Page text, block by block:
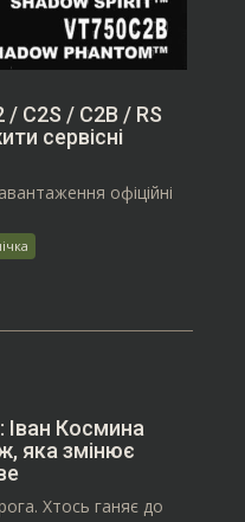
C2S / C2B / RS
сервісні
офіційні
Космина
яка змінює
Хтось ганяє до